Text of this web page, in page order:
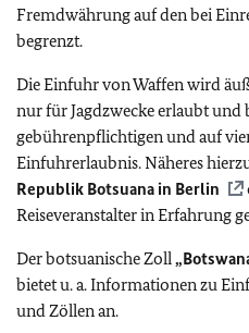
Fremdwährung auf den bei
begrenzt.
Die Einfuhr von Waffen wird
nur für Jagdzwecke erlaubt und
gebührenpflichtigen und auf
Einfuhrerlaubnis. Näheres
Republik Botsuana in Berlin
Reiseveranstalter in Erfahrung
Der botsuanische Zoll
bietet u. a. Informationen zu
und Zöllen an.